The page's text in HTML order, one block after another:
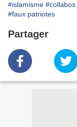
#islamisme #collabos
#faux patriotes
Partager